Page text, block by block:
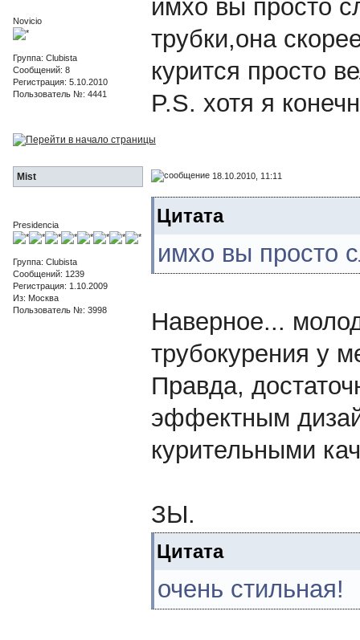
Novicio
Группа: Clubista
Сообщений: 8
Регистрация: 5.10.2010
Пользователь №: 4441
имхо вы просто
трубки,она
курится просто
P.S. хотя я
Mist 18.10.2010, 11:11
Presidencia
Группа: Clubista
Сообщений: 1239
Регистрация: 1.10.2009
Из: Москва
Пользователь №: 3998
Цитата
имхо вы просто
Наверное...
трубокурения у
Правда,
эффектным
курительными
ЗЫ.
Цитата
очень стильная!